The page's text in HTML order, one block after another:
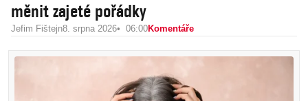
měnit zajeté pořádky
Jefim Fištejn8. srpna 2026 06:00Komentáře